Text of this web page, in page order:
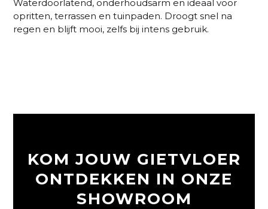
Waterdoorlatend, onderhoudsarm en ideaal voor
opritten, terrassen en tuinpaden. Droogt snel na
regen en blijft mooi, zelfs bij intens gebruik.
KOM JOUW GIETVLOER
ONTDEKKEN IN ONZE
SHOWROOM